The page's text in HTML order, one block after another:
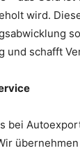
wird.
und schafft
bei